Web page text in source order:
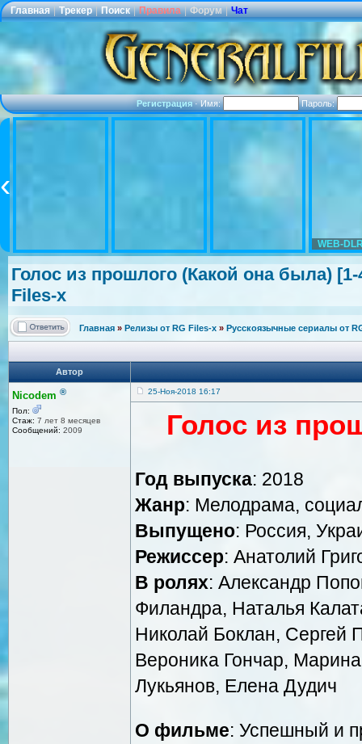
Главная | Трекер | Поиск | Правила | Форум | Чат
Регистрация·Имя: Пароль:
WEB-
Голос из прошлого (Какой она была)
Files-x
Главная » Релизы от RG Files-x » Русскоязычные сериалы от
Автор
Nicodem ®
Пол:
Стаж: 7 лет 8 месяцев
Сообщений: 2009
25-Ноя-2018 16:17
Голос из
Год выпуска: 2018
Жанр: Мелодрама,
Выпущено: Россия,
Режиссер: Анатолий
В ролях: Александр
Филандра, Наталья
Николай Боклан, Сергей
Вероника Гончар,
Лукьянов, Елена Дудич
О фильме: Успешный и